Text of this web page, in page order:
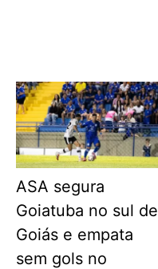
ASA segura
Goiatuba no sul de
Goiás e empata
sem gols no